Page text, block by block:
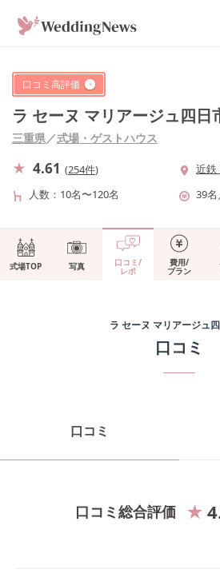
口コミ高評価
ラ セーヌ マリアージュ四日
三重県／式場・ゲストハウス
4.61 (254件)
近鉄
人数
10名〜120名 39名
式場TOP 写真 口コミ/
レポ
費用/
プラン
ラ セーヌ マリアージュ
口コミ
口コミ
口コミ総合評価